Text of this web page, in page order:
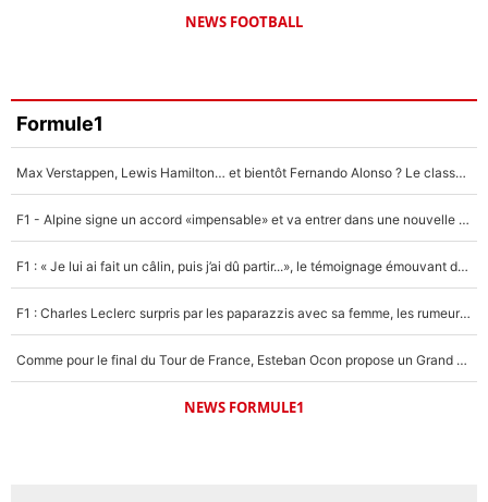
NEWS FOOTBALL
Formule1
Max Verstappen, Lewis Hamilton… et bientôt Fernando Alonso ? Le classement des pilotes les mieux payés en Formule 1 risque de changer !
F1 - Alpine signe un accord «impensable» et va entrer dans une nouvelle dimension : Grande nouvelle pour Pierre Gasly !
F1 : « Je lui ai fait un câlin, puis j’ai dû partir...», le témoignage émouvant de Max Verstappen sur sa fille
F1 : Charles Leclerc surpris par les paparazzis avec sa femme, les rumeurs étaient vraies !
Comme pour le final du Tour de France, Esteban Ocon propose un Grand Prix de Formule 1 à Paris : «Autour de l’Arc de Triomphe, ce serait génial» !
NEWS FORMULE1